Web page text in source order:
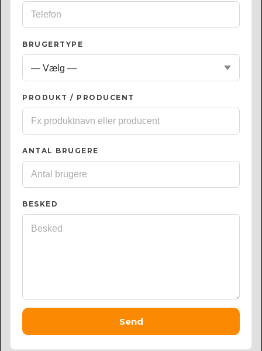
BRUGERTYPE
PRODUKT / PRODUCENT
ANTAL BRUGERE
BESKED
Send